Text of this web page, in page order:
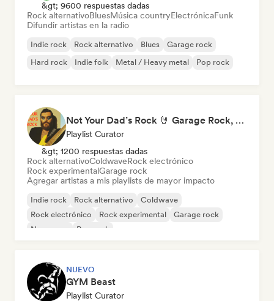
&gt; 9600 respuestas dadas
Rock alternativoBluesMúsica countryElectrónicaFunk
Difundir artistas en la radio
Indie rock Rock alternativo Blues
Garage rock
Hard rock
Indie folk Metal / Heavy metal Pop rock
Not Your Dad’s Rock 🤘 Garage Rock, Alt-Rock & Indie Anthems
Playlist Curator
&gt; 1200 respuestas dadas
Rock alternativoColdwaveRock electrónico
Rock experimentalGarage rock
Agregar artistas a mis playlists de mayor impacto
Indie rock Rock alternativo
Coldwave
Rock electrónico
Rock experimental
Garage rock
New wave
Pop rock
NUEVO
GYM Beast
Playlist Curator